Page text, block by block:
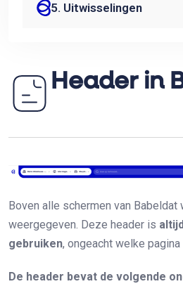
5. Uitwisselingen
Header in
Boven alle schermen van Babeldat
weergegeven. Deze header is
gebruiken, ongeacht welke
De header bevat de volgende